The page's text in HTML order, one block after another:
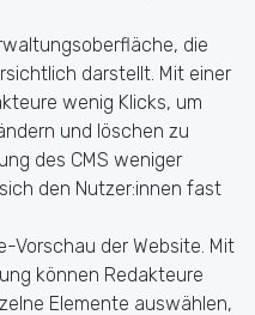
die
darstellt. Mit einer
wenig Klicks, um
und löschen zu
des CMS weniger
den Nutzer:innen fast
Vorschau der Website. Mit
können Redakteure
Elemente auswählen,